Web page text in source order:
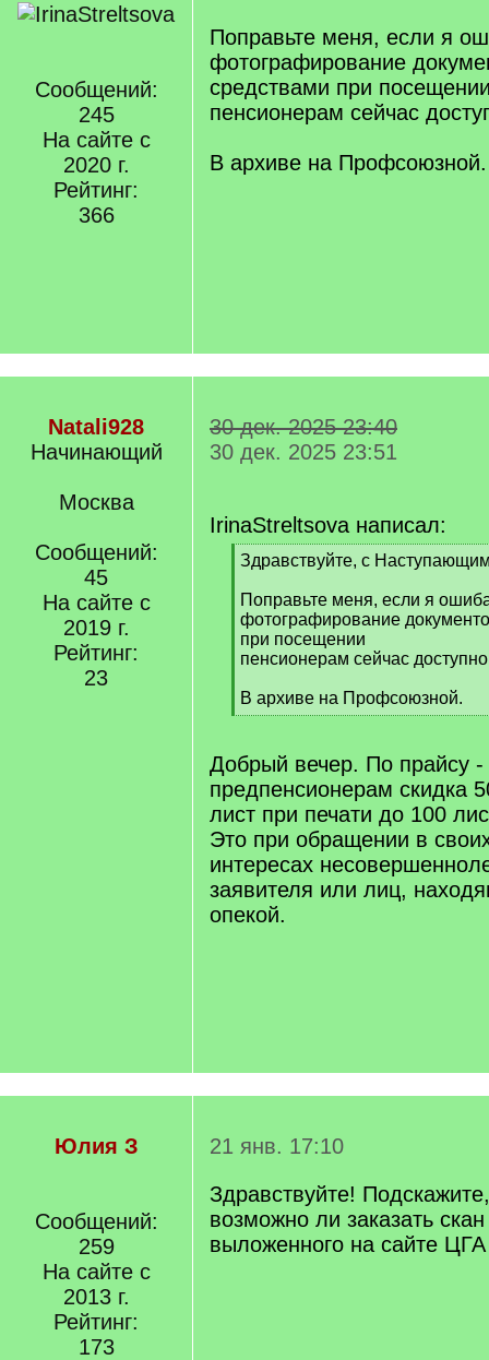
Сообщений:
245
На сайте с
2020 г.
Рейтинг:
366
Поправьте меня, если я
фотографирование
средствами при
пенсионерам сейчас
В архиве на Профсоюзной.
Natali928
Начинающий
Москва
Сообщений:
45
На сайте с
2019 г.
Рейтинг:
23
30 дек. 2025 23:40
30 дек. 2025 23:51
IrinaStreltsova написал:
[
]
Здравствуйте, с
Поправьте меня, если я
фотографирование
при посещении
пенсионерам сейчас
В архиве на Профсоюзной.
[
q
]
Добрый вечер. По прайсу
предпенсионерам скидка
лист при печати до 100
Это при обращении в
интересах
заявителя или лиц,
опекой.
Юлия З
Сообщений:
259
На сайте с
2013 г.
Рейтинг:
173
21 янв. 17:10
Здравствуйте!
возможно ли заказать
выложенного на сайте